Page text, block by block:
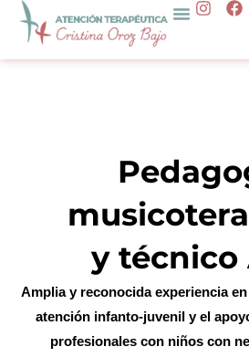
I
t
F
e
y técnico
Amplia y reconocida experiencia
atención infanto-juvenil y el
profesionales con niños con